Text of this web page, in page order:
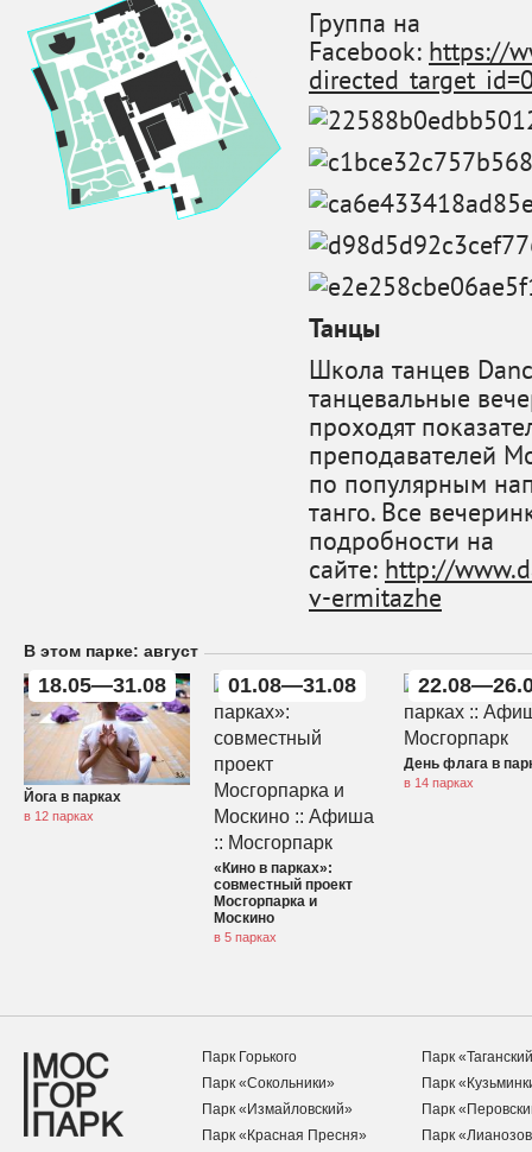
Группа на
Facebook: https://
Танцы
Школа танцев
танцевальные
проходят
преподавателей
по популярным
танго. Все
подробности на
сайте: http://
v-ermitazhe
В этом парке: август
18.05—31.08
Йога в парках
в 12 парках
01.08—31.08
«Кино в парках»:
совместный проект
Мосгорпарка и
Москино
в 5 парках
День флага в
в 14 парках
Парк Горького
Парк «Сокольники»
Парк «Измайловский»
Парк «Красная Пресня»
Парк
Парк
Парк
Парк